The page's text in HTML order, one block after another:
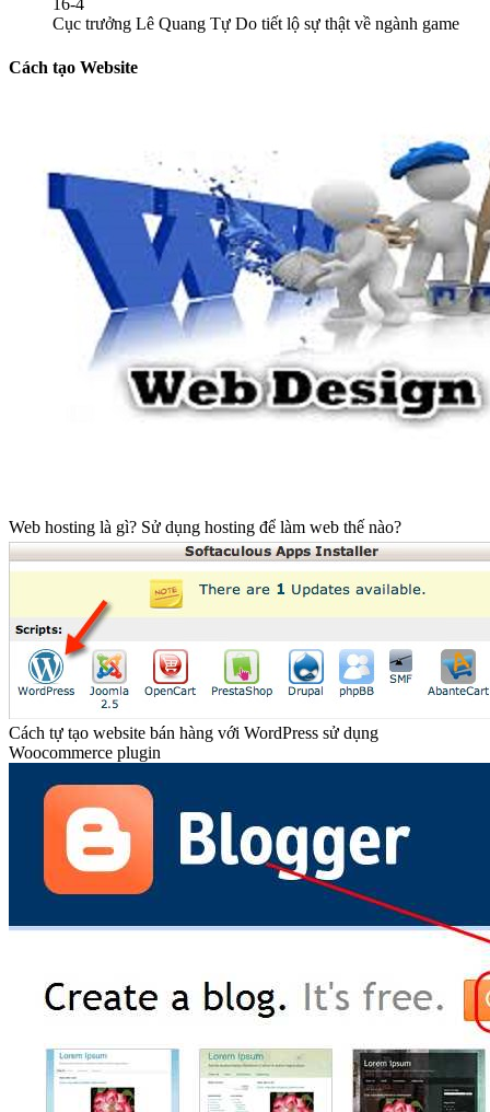
16-4
Cục trưởng Lê Quang Tự Do tiết lộ sự thật về ngành game
Cách tạo Website
Web hosting là gì? Sử dụng hosting để làm web thế nào?
Cách tự tạo website bán hàng với WordPress sử dụng
Woocommerce plugin